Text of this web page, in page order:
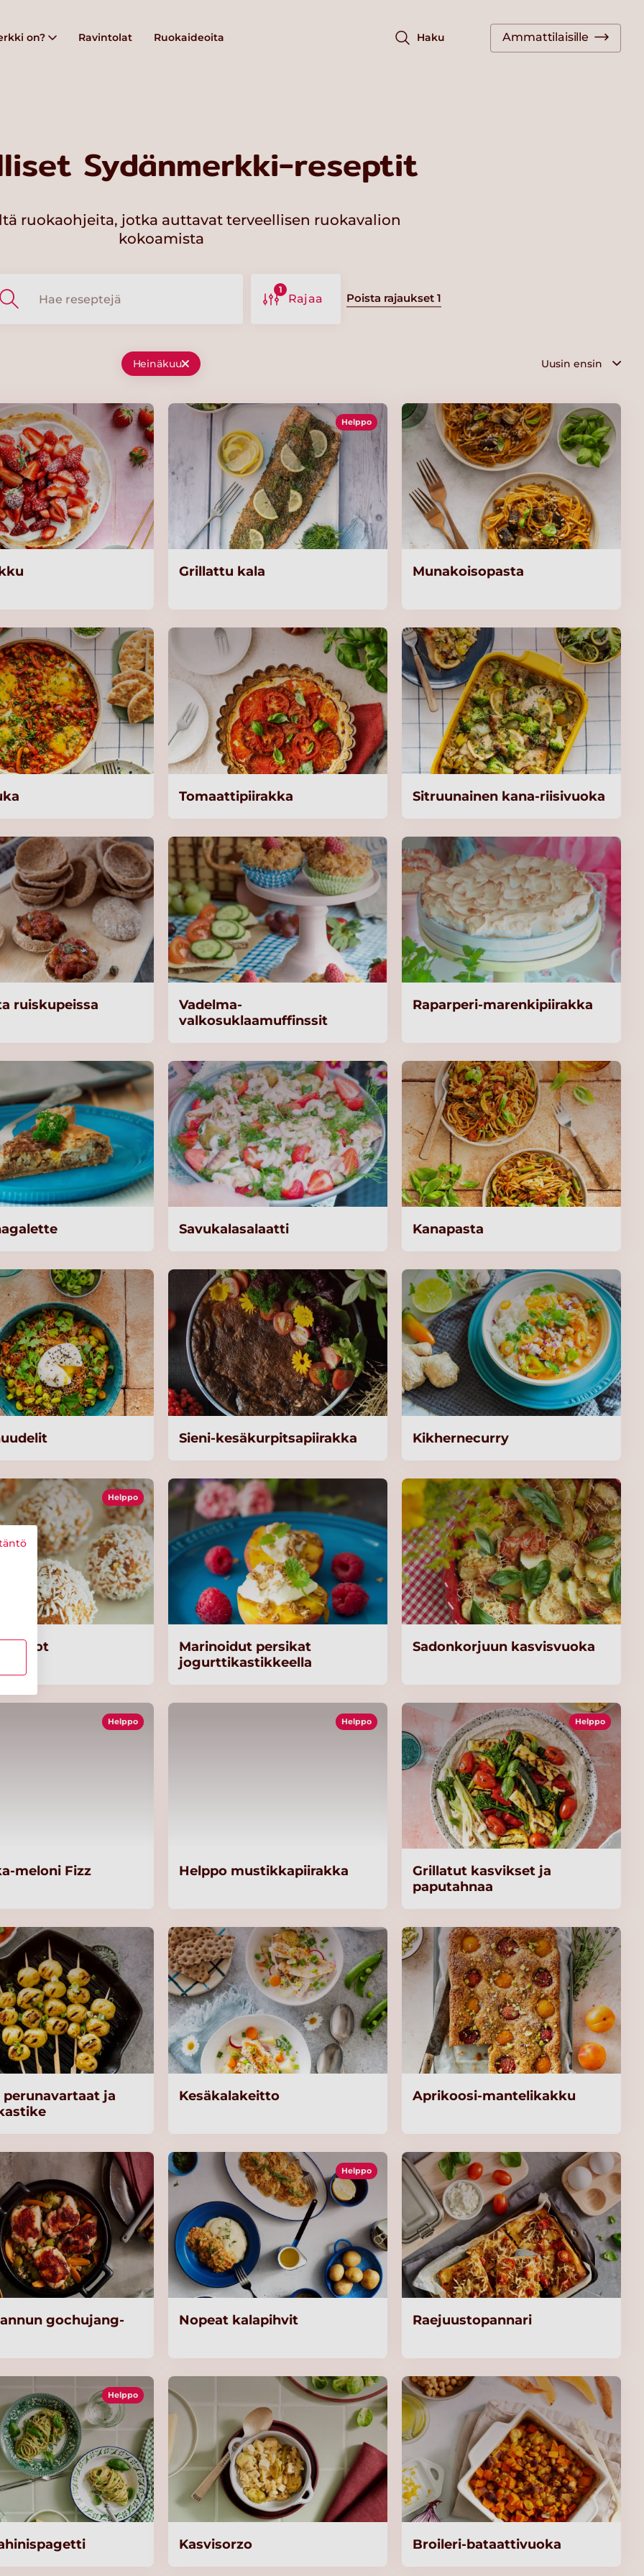
on? Ravintolat Ruokaideoita Haku Ammattilaisille
Sydänmerkki-reseptit
ruokaohjeita, jotka auttavat terveellisen ruokavalion
kokoamista
1
Rajaa Poista rajaukset 1
Heinäkuu
Helppo
Grillattu kala Munakoisopasta
Tomaattipiirakka Sitruunainen kana-riisivuoka
ruiskupeissa
Vadelma-
valkosuklaamuffinssit
Raparperi-marenkipiirakka
Savukalasalaatti Kanapasta
Sieni-kesäkurpitsapiirakka Kikhernecurry
Helppo
Marinoidut persikat
jogurttikastikkeella
Sadonkorjuun kasvisvuoka
Helppo
meloni Fizz
Helppo
Helppo mustikkapiirakka
Helppo
Grillatut kasvikset ja
paputahnaa
ja
Kesäkalakeitto Aprikoosi-mantelikakku
gochujang-
Helppo
Nopeat kalapihvit Raejuustopannari
Helppo
Kasvisorzo Broileri-bataattivuoka